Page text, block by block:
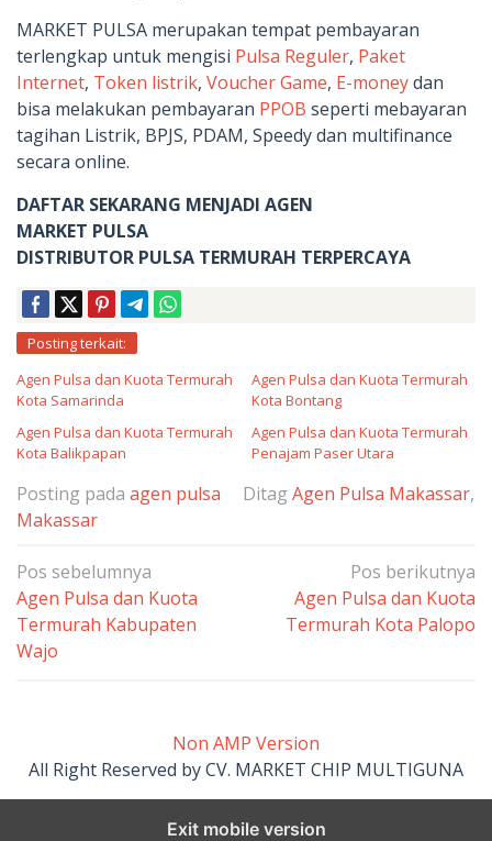
MARKET PULSA merupakan tempat pembayaran
terlengkap untuk mengisi Pulsa Reguler, Paket
Internet, Token listrik, Voucher Game, E-moneydan
bisa melakukan pembayaran PPOB seperti mebayaran
tagihan Listrik, BPJS, PDAM, Speedy dan multifinance
secara online.
DAFTAR SEKARANG MENJADI AGEN
MARKET PULSA
DISTRIBUTOR PULSA TERMURAH TERPERCAYA
Posting terkait:
Agen Pulsa dan Kuota Termurah
Kota Samarinda
Agen Pulsa dan Kuota Termurah
Kota Bontang
Agen Pulsa dan Kuota Termurah
Kota Balikpapan
Agen Pulsa dan Kuota Termurah
Penajam Paser Utara
Posting pada agen pulsa Ditag Agen Pulsa Makassar,
Makassar
Navigasi
pos
Pos sebelumnya
Agen Pulsa dan Kuota
Termurah Kabupaten
Wajo
Pos berikutnya
Agen Pulsa dan Kuota
Termurah Kota Palopo
Non AMP Version
All Right Reserved by CV. MARKET CHIP MULTIGUNA
Exit mobile version